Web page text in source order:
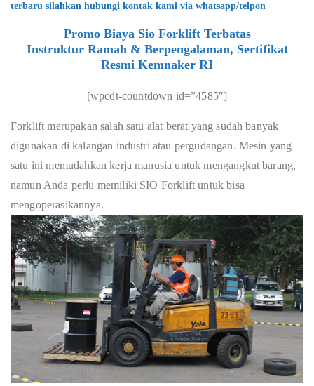
terbaru silahkan hubungi kontak kami via whatsapp/telpon
Promo Biaya Sio Forklift Terbatas
Instruktur Ramah & Berpengalaman, Sertifikat
Resmi Kemnaker RI
[wpcdt-countdown id=”4585″]
Forklift merupakan salah satu alat berat yang sudah banyak
digunakan di kalangan industri atau pergudangan. Mesin yang
satu ini memudahkan kerja manusia untuk mengangkut barang,
namun Anda perlu memiliki SIO Forklift untuk bisa
mengoperasikannya.